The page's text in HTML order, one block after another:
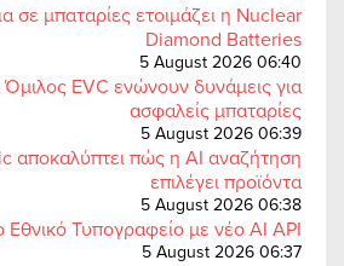
σε μπαταρίες ετοιμάζει η Nuclear
Diamond Batteries
5 August 2026 06:40
Όμιλος EVC ενώνουν δυνάμεις για
ασφαλείς μπαταρίες
5 August 2026 06:39
αποκαλύπτει πώς η AI αναζήτηση
επιλέγει προϊόντα
5 August 2026 06:38
Εθνικό Τυπογραφείο με νέο AI API
5 August 2026 06:37